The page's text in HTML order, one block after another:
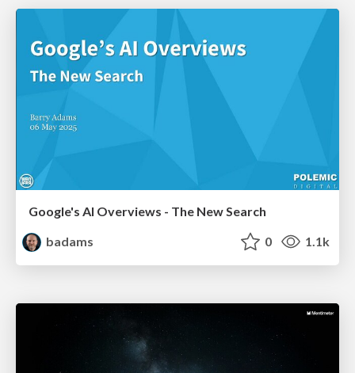
Google's AI Overviews - The New Search
badams
0 1.1k